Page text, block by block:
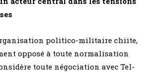
politico-militaire chiite,
opposé à toute normalisation
toute négociation avec Tel-